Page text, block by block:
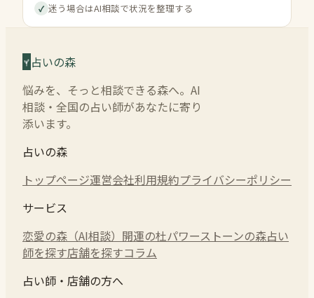
✓ 迷う場合はAI相談で状況を整理する
占いの森
悩みを、そっと相談できる森へ。AI
相談・全国の占い師があなたに寄り
添います。
占いの森
トップページ運営会社利用規約プライバシーポリシー
サービス
恋愛の森（AI相談） 開運の杜パワーストーンの森占い
師を探す店舗を探すコラム
占い師・店舗の方へ